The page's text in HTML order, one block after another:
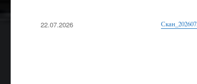
Опубликовано
22.07.2026